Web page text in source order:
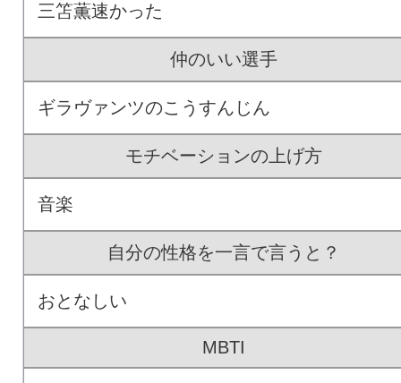
三笘薫速かった
仲のいい選手
ギラヴァンツのこうすんじん
モチベーションの上げ方
音楽
自分の性格を一言で言うと？
おとなしい
MBTI